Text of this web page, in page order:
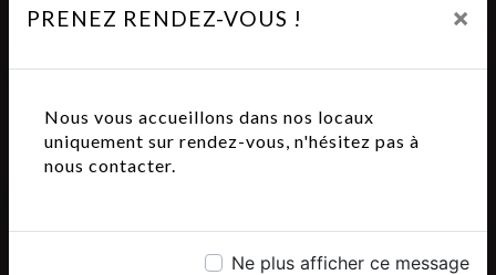
PRENEZ RENDEZ-VOUS ! ×
Nous vous accueillons dans nos locaux
uniquement sur rendez-vous, n'hésitez pas à
nous contacter.
Ne plus afficher ce message